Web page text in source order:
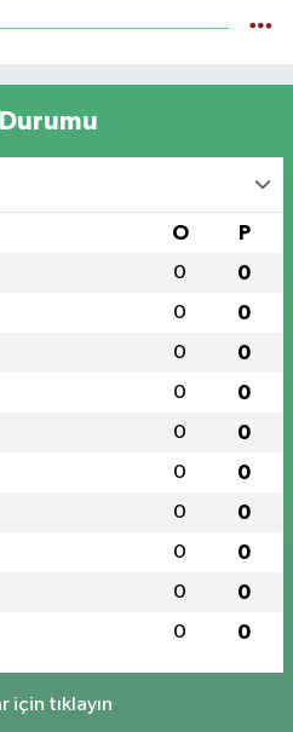
O P
0 0
0 0
0 0
0 0
0 0
0 0
0 0
0 0
0 0
0 0
için tıklayın